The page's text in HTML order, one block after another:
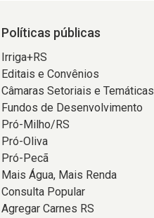
Políticas públicas
Irriga+RS
Editais e Convênios
Câmaras Setoriais e Temáticas
Fundos de Desenvolvimento
Pró-Milho/RS
Pró-Oliva
Pró-Pecã
Mais Água, Mais Renda
Consulta Popular
Agregar Carnes RS